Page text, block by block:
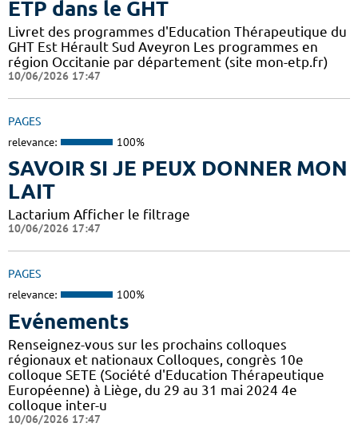
ETP dans le GHT
Livret des programmes d'Education Thérapeutique du
GHT Est Hérault Sud Aveyron Les programmes en
région Occitanie par département (site mon-etp.fr)
10/06/2026 17:47
PAGES
relevance: 100%
SAVOIR SI JE PEUX DONNER MON
LAIT
Lactarium Afficher le filtrage
10/06/2026 17:47
PAGES
relevance: 100%
Evénements
Renseignez-vous sur les prochains colloques
régionaux et nationaux Colloques, congrès 10e
colloque SETE (Société d'Education Thérapeutique
Européenne) à Liège, du 29 au 31 mai 2024 4e
colloque inter-u
10/06/2026 17:47